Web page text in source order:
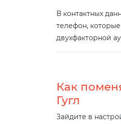
В контактных
телефон,
двухфакторной
Как
Гугл
Зайдите в